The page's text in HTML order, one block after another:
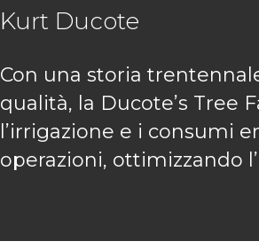
Kurt Ducote
Con una storia
qualità, la Ducote’s Tree
l’irrigazione e i consumi
operazioni, ottimizzando